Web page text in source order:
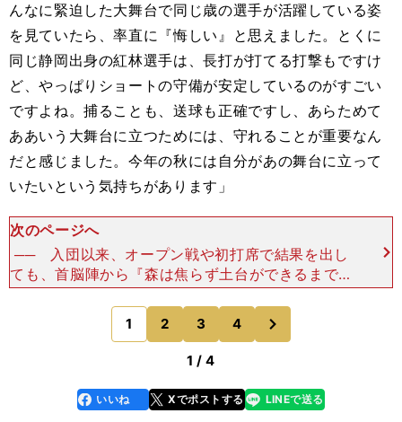
んなに緊迫した大舞台で同じ歳の選手が活躍している姿
を見ていたら、率直に『悔しい』と思えました。とくに
同じ静岡出身の紅林選手は、長打が打てる打撃もですけ
ど、やっぱりショートの守備が安定しているのがすごい
ですよね。捕ることも、送球も正確ですし、あらためて
ああいう大舞台に立つためには、守れることが重要なん
だと感じました。今年の秋には自分があの舞台に立って
いたいという気持ちがあります」
次のページへ
── 入団以来、オープン戦や初打席で結果を出し
ても、首脳陣から『森は焦らず土台ができるまでフ
ァーム(二軍)で育てる』と宣言されていましたが、
去年も春先に倉本寿彦選手・柴田竜拓選手の先輩シ
ョート２人が故
1 2 3 4
のページへ
1 / 4
faceboo
k
いいね Xでポストする
line LINEで送る